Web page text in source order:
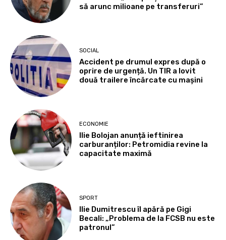
să arunc milioane pe transferuri”
SOCIAL
Accident pe drumul expres după o
oprire de urgență. Un TIR a lovit
două trailere încărcate cu mașini
ECONOMIE
Ilie Bolojan anunță ieftinirea
carburanților: Petromidia revine la
capacitate maximă
SPORT
Ilie Dumitrescu îl apără pe Gigi
Becali: „Problema de la FCSB nu este
patronul”